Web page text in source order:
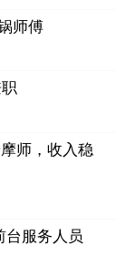
师傅
师，收入稳
台服务人员